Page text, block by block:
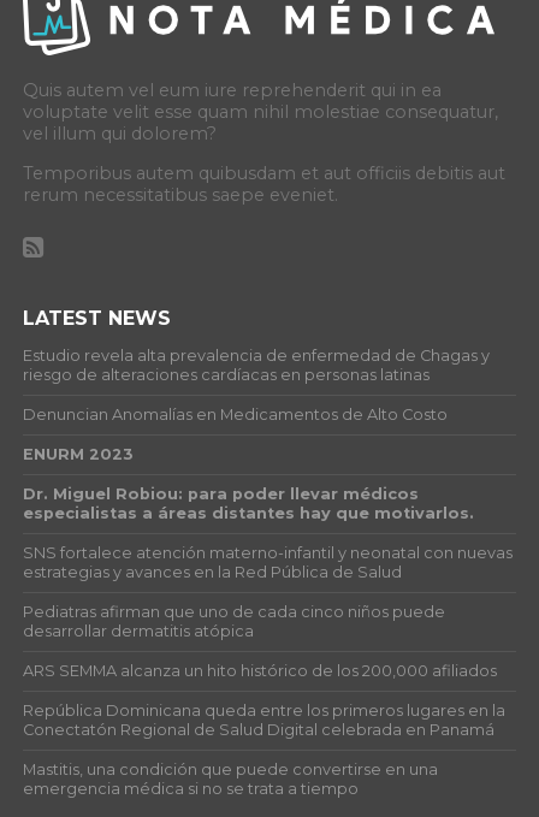
Quis autem vel eum iure reprehenderit qui in ea
voluptate velit esse quam nihil molestiae consequatur,
vel illum qui dolorem?
Temporibus autem quibusdam et aut officiis debitis aut
rerum necessitatibus saepe eveniet.
LATEST NEWS
Estudio revela alta prevalencia de enfermedad de Chagas y
riesgo de alteraciones cardíacas en personas latinas
Denuncian Anomalías en Medicamentos de Alto Costo
ENURM 2023
Dr. Miguel Robiou: para poder llevar médicos
especialistas a áreas distantes hay que motivarlos.
SNS fortalece atención materno-infantil y neonatal con nuevas
estrategias y avances en la Red Pública de Salud
Pediatras afirman que uno de cada cinco niños puede
desarrollar dermatitis atópica
ARS SEMMA alcanza un hito histórico de los 200,000 afiliados
República Dominicana queda entre los primeros lugares en la
Conectatón Regional de Salud Digital celebrada en Panamá
Mastitis, una condición que puede convertirse en una
emergencia médica si no se trata a tiempo